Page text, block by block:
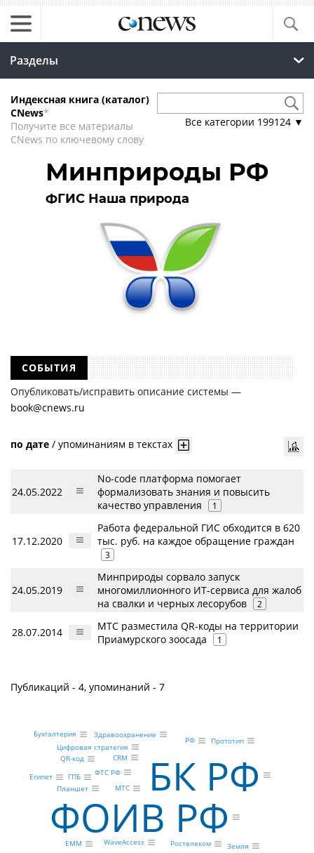
Разделы
Индексная книга (каталог)
CNews*
Получите все материалы
CNews по ключевому слову
Все категории 199124 ▼
Минприроды РФ
ФГИС Наша природа
СОБЫТИЯ
Опубликовать/исправить описание системы —
book@cnews.ru
по дате / упоминаниям в текстах
24.05.2022
No-code платформа помогает
формализовать знания и повысить
качество управления
1
17.12.2020
Работа федеральной ГИС обходится в 620
тыс. руб. на каждое обращение граждан
3
24.05.2019
Минприроды сорвало запуск
многомиллионного ИТ-сервиса для жалоб
на свалки и черных лесорубов
2
28.07.2014
МТС разместила QR-коды на территории
Приамурского зоосада
1
Публикаций - 4, упоминаний - 7
ФОИВ РФ
БК РФ
WaveAccess Ростелеком
МТС
ФТС РФ
Планшет
EMM
CRM
QR-код
Цифровая стратегия
Прототип
ГПБ
Египет
Земля
РФ
Здравоохранение
Бухгалтерия